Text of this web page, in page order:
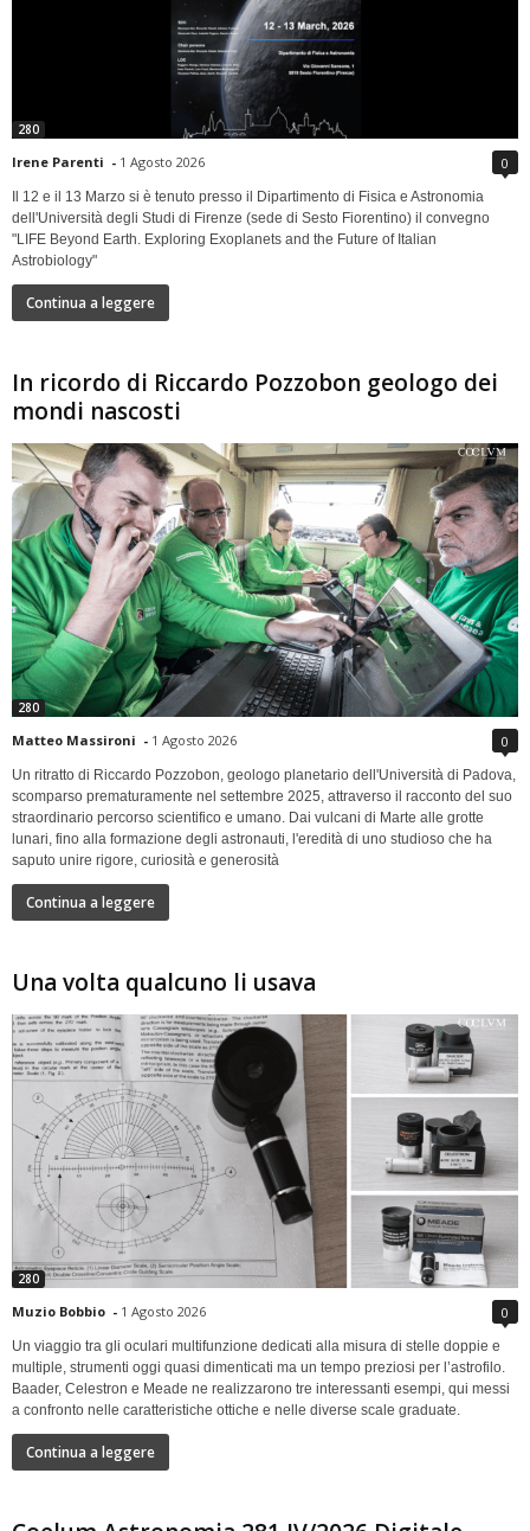
280
Irene Parenti - 1 Agosto 2026 0
Il 12 e il 13 Marzo si è tenuto presso il Dipartimento di Fisica e Astronomia
dell'Università degli Studi di Firenze (sede di Sesto Fiorentino) il convegno
"LIFE Beyond Earth. Exploring Exoplanets and the Future of Italian
Astrobiology"
Continua a leggere
In ricordo di Riccardo Pozzobon geologo dei
mondi nascosti
280
Matteo Massironi - 1 Agosto 2026 0
Un ritratto di Riccardo Pozzobon, geologo planetario dell'Università di Padova,
scomparso prematuramente nel settembre 2025, attraverso il racconto del suo
straordinario percorso scientifico e umano. Dai vulcani di Marte alle grotte
lunari, fino alla formazione degli astronauti, l'eredità di uno studioso che ha
saputo unire rigore, curiosità e generosità
Continua a leggere
Una volta qualcuno li usava
280
Muzio Bobbio - 1 Agosto 2026 0
Un viaggio tra gli oculari multifunzione dedicati alla misura di stelle doppie e
multiple, strumenti oggi quasi dimenticati ma un tempo preziosi per l’astrofilo.
Baader, Celestron e Meade ne realizzarono tre interessanti esempi, qui messi
a confronto nelle caratteristiche ottiche e nelle diverse scale graduate.
Continua a leggere